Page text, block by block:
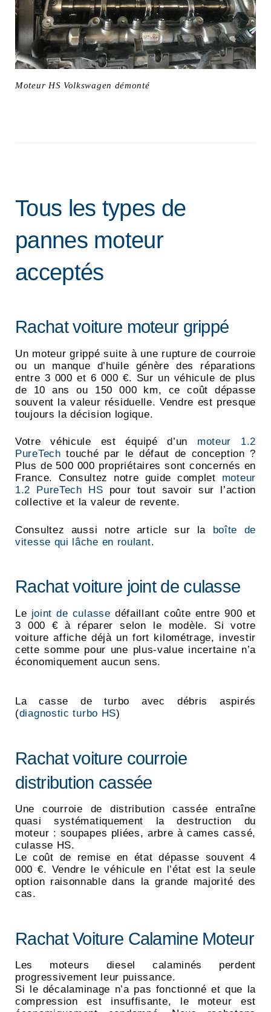
Moteur HS Volkswagen démonté
Tous les types de
pannes moteur
acceptés
Rachat voiture moteur grippé
Un moteur grippé suite à une rupture de courroie
ou un manque d’huile génère des réparations
entre 3 000 et 6 000 €. Sur un véhicule de plus
de 10 ans ou 150 000 km, ce coût dépasse
souvent la valeur résiduelle. Vendre est presque
toujours la décision logique.
Votre véhicule est équipé d’un moteur 1.2
PureTech touché par le défaut de conception ?
Plus de 500 000 propriétaires sont concernés en
France. Consultez notre guide complet moteur
1.2 PureTech HS pour tout savoir sur l’action
collective et la valeur de revente.
Consultez aussi notre article sur la boîte de
vitesse qui lâche en roulant.
Rachat voiture joint de culasse
Le joint de culasse défaillant coûte entre 900 et
3 000 € à réparer selon le modèle. Si votre
voiture affiche déjà un fort kilométrage, investir
cette somme pour une plus-value incertaine n’a
économiquement aucun sens.
La casse de turbo avec débris aspirés
(diagnostic turbo HS)
Rachat voiture courroie
distribution cassée
Une courroie de distribution cassée entraîne
quasi systématiquement la destruction du
moteur : soupapes pliées, arbre à cames cassé,
culasse HS.
Le coût de remise en état dépasse souvent 4
000 €. Vendre le véhicule en l’état est la seule
option raisonnable dans la grande majorité des
cas.
Rachat Voiture Calamine Moteur
Les moteurs diesel calaminés perdent
progressivement leur puissance.
Si le décalaminage n’a pas fonctionné et que la
compression est insuffisante, le moteur est